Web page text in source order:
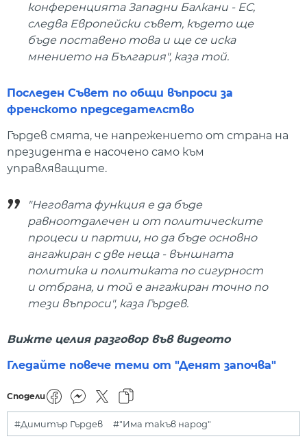
конференцията Западни Балкани - ЕС,
следва Европейски съвет, където ще
бъде поставено това и ще се иска
мнението на България", каза той.
Последен Съвет по общи въпроси за
френското председателство
Гърдев смята, че напрежението от страна на
президента е насочено само към
управляващите.
"Неговата функция е да бъде
равноотдалечен и от политическите
процеси и партии, но да бъде основно
ангажиран с две неща - външната
политика и политиката по сигурност
и отбрана, и той е ангажиран точно по
тези въпроси", каза Гърдев.
Вижте целия разговор във видеото
Гледайте повече теми от "Денят започва"
Сподели
#Димитър Гърдев #"Има такъв народ"